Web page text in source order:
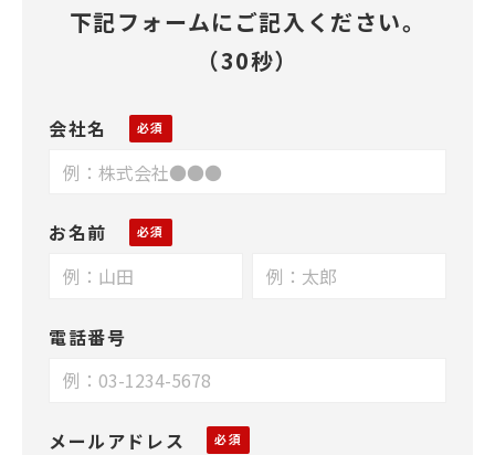
下記フォームにご記入ください。
（30秒）
会社名
お名前
電話番号
メールアドレス